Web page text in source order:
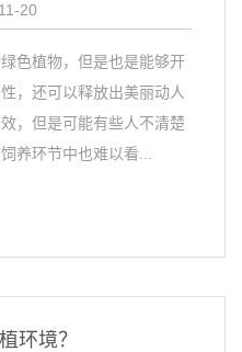
20
色植物，但是也是能够开
，还可以释放出美丽动人
，但是可能有些人不清楚
养环节中也难以看...
环境？